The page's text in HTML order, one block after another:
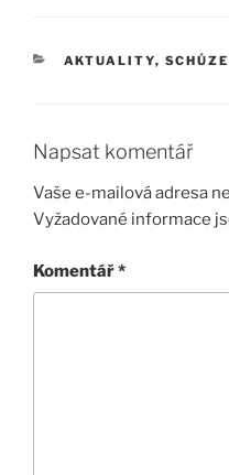
RUBRIKY
AKTUALITY,
Napsat komentář
Vaše e-mailová adresa
Vyžadované informace
Komentář*